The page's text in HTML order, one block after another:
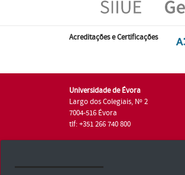
Acreditações e Certificações
Universidade de Évora
Largo dos Colegiais, Nº 2
7004-516 Évora
tlf: +351 266 740 800